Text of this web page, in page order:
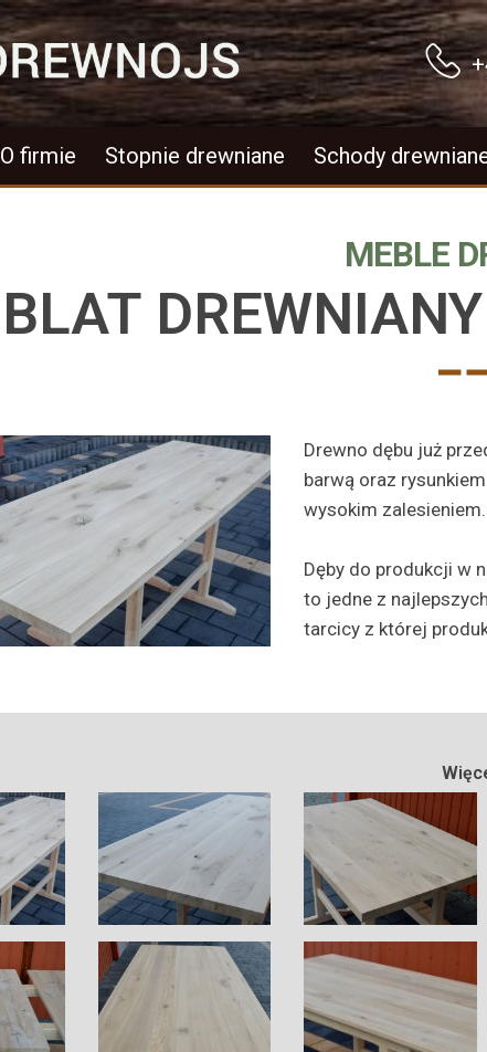
O firmie Stopnie drewniane Schody
MEBLE
BLAT
Drewno dębu już
barwą oraz
wysokim
Dęby do produkcji w
to jedne z
tarcicy z której